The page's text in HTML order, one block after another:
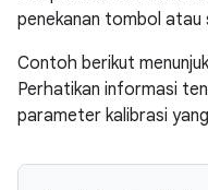
penekanan tombol atau
Contoh berikut
Perhatikan informasi
parameter kalibrasi